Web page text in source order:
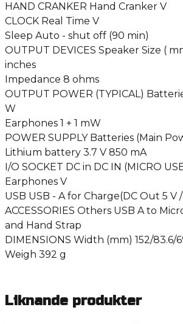
HAND CRANKER Hand Cranker V
CLOCK Real Time V
Sleep Auto - shut off (90 min)
OUTPUT DEVICES Speaker Size (
inches
Impedance 8 ohms
OUTPUT POWER (TYPICAL)
W
Earphones 1 + 1 mW
POWER SUPPLY Batteries (Main
Lithium battery 3.7 V 850 mA
I/O SOCKET DC in DC IN (MICRO
Earphones V
USB USB - A for Charge(DC Out 5 V
ACCESSORIES Others USB A to
and Hand Strap
DIMENSIONS Width (mm) 152/83.6/
Weigh 392 g
Liknande produkter